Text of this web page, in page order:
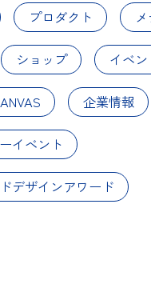
プロダクト
ショップ イベン
企業情報
イベント
デザインアワード